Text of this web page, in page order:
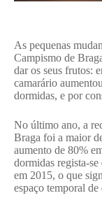
As pequenas
Campismo de
dar os seus frutos:
camarário
dormidas, e por
No último ano, a
Braga foi a maior
aumento de 80%
dormidas regista-
em 2015, o que
espaço temporal de